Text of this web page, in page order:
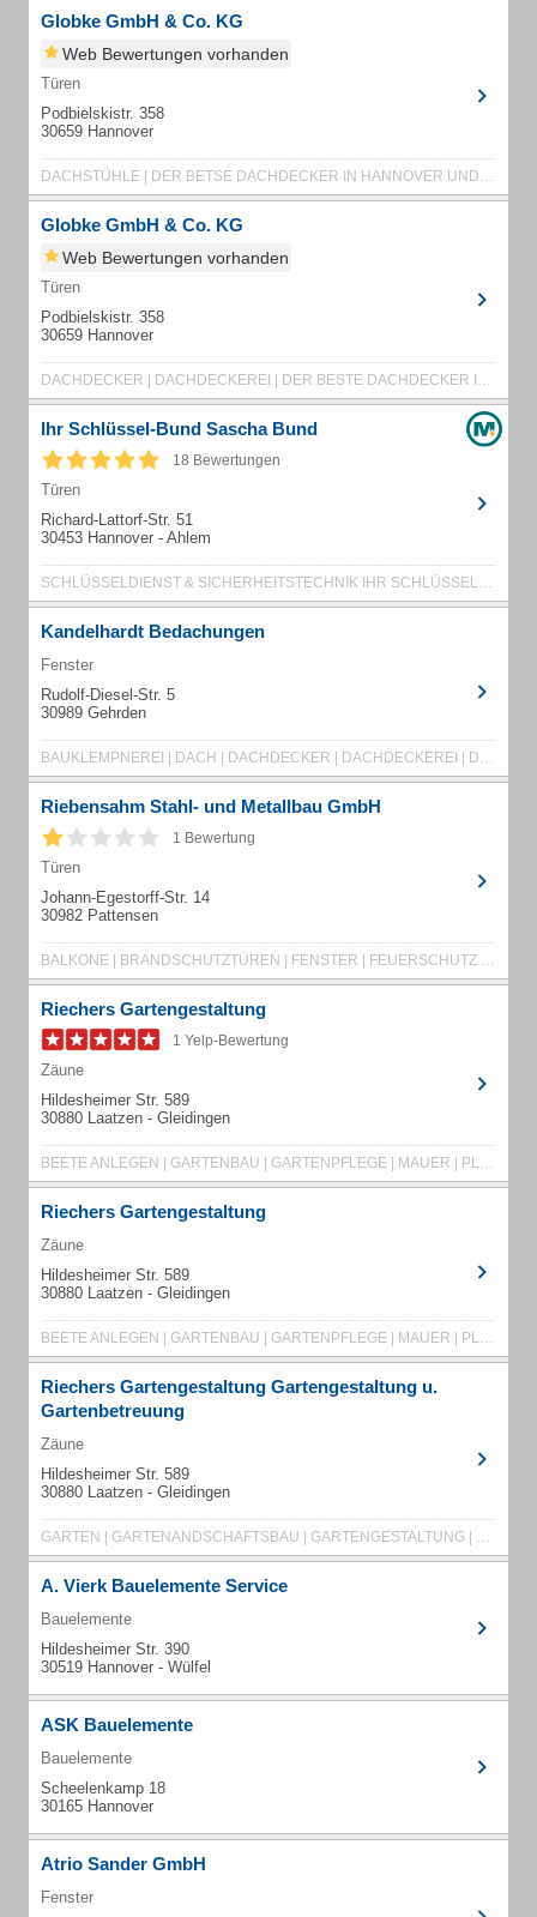
Globke GmbH & Co. KG
Web Bewertungen vorhanden
Türen
Podbielskistr. 358
30659 Hannover
DACHSTÜHLE | DER BETSE DACHDECKER IN HANNOVER UND UMGEBUNG | FACHWERKBAU | FENSTER
Globke GmbH & Co. KG
Web Bewertungen vorhanden
Türen
Podbielskistr. 358
30659 Hannover
DACHDECKER | DACHDECKEREI | DER BESTE DACHDECKER IN HANNOVER UND UMGEBUNG
Ihr Schlüssel-Bund Sascha Bund
18 Bewertungen
Türen
Richard-Lattorf-Str. 51
30453 Hannover - Ahlem
SCHLÜSSELDIENST & SICHERHEITSTECHNIK IHR SCHLÜSSEL-BUND EHEMALS GEYER SEIT ...
Kandelhardt Bedachungen
Fenster
Rudolf-Diesel-Str. 5
30989 Gehrden
BAUKLEMPNEREI | DACH | DACHDECKER | DACHDECKEREI | DACHFENSTER | DACHFLÄCHENFENSTER
Riebensahm Stahl- und Metallbau GmbH
1 Bewertung
Türen
Johann-Egestorff-Str. 14
30982 Pattensen
BALKONE | BRANDSCHUTZTÜREN | FENSTER | FEUERSCHUTZ | HAUSTÜREN | METALLBAU | REPARATUREN
Riechers Gartengestaltung
1 Yelp-Bewertung
Zäune
Hildesheimer Str. 589
30880 Laatzen - Gleidingen
BEETE ANLEGEN | GARTENBAU | GARTENPFLEGE | MAUER | PLASTERARBEITEN | RIECHERS | TEICH
Riechers Gartengestaltung
Zäune
Hildesheimer Str. 589
30880 Laatzen - Gleidingen
BEETE ANLEGEN | GARTENBAU | GARTENPFLEGE | MAUER | PLASTERARBEITEN | RIECHERS | TEICH
Riechers Gartengestaltung Gartengestaltung u.
Gartenbetreuung
Zäune
Hildesheimer Str. 589
30880 Laatzen - Gleidingen
GARTEN | GARTENANDSCHAFTSBAU | GARTENGESTALTUNG | GARTENPFLEGE | GÄRTNEREI | PFLASTERBAU
A. Vierk Bauelemente Service
Bauelemente
Hildesheimer Str. 390
30519 Hannover - Wülfel
ASK Bauelemente
Bauelemente
Scheelenkamp 18
30165 Hannover
Atrio Sander GmbH
Fenster